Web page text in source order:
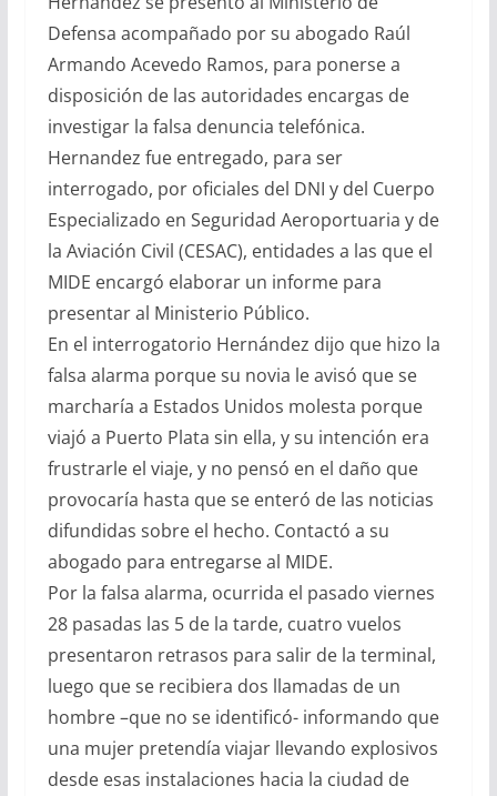
Defensa acompañado por su abogado Raúl
Armando Acevedo Ramos, para ponerse a
disposición de las autoridades encargas de
investigar la falsa denuncia telefónica.
Hernandez fue entregado, para ser
interrogado, por oficiales del DNI y del Cuerpo
Especializado en Seguridad Aeroportuaria y de
la Aviación Civil (CESAC), entidades a las que el
MIDE encargó elaborar un informe para
presentar al Ministerio Público.
En el interrogatorio Hernández dijo que hizo la
falsa alarma porque su novia le avisó que se
marcharía a Estados Unidos molesta porque
viajó a Puerto Plata sin ella, y su intención era
frustrarle el viaje, y no pensó en el daño que
provocaría hasta que se enteró de las noticias
difundidas sobre el hecho. Contactó a su
abogado para entregarse al MIDE.
Por la falsa alarma, ocurrida el pasado viernes
28 pasadas las 5 de la tarde, cuatro vuelos
presentaron retrasos para salir de la terminal,
luego que se recibiera dos llamadas de un
hombre –que no se identificó- informando que
una mujer pretendía viajar llevando explosivos
desde esas instalaciones hacia la ciudad de